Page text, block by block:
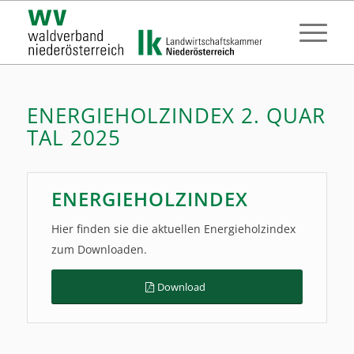
ENERGIEHOLZINDEX 2. QUAR
TAL 2025
ENERGIEHOLZINDEX
Hier finden sie die aktuellen Energieholzindex
zum Downloaden.
Download